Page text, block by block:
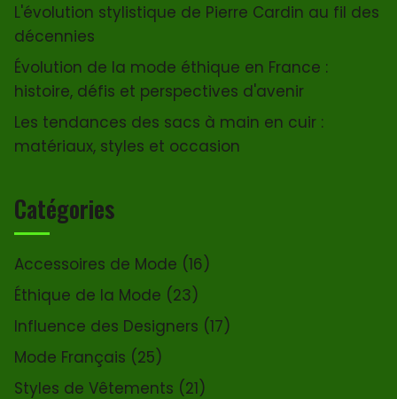
L'évolution stylistique de Pierre Cardin au fil des
décennies
Évolution de la mode éthique en France :
histoire, défis et perspectives d'avenir
Les tendances des sacs à main en cuir :
matériaux, styles et occasion
Catégories
Accessoires de Mode (16)
Éthique de la Mode (23)
Influence des Designers (17)
Mode Français (25)
Styles de Vêtements (21)